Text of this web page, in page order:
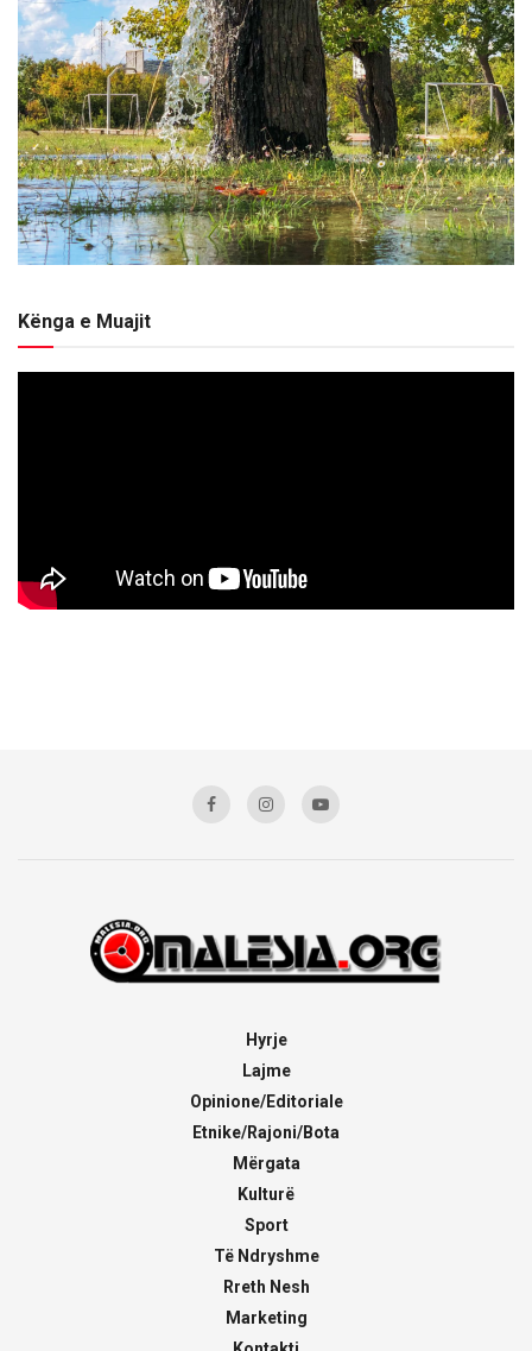
Kënga e Muajit
Hyrje
Lajme
Opinione/Editoriale
Etnike/Rajoni/Bota
Mërgata
Kulturë
Sport
Të Ndryshme
Rreth Nesh
Marketing